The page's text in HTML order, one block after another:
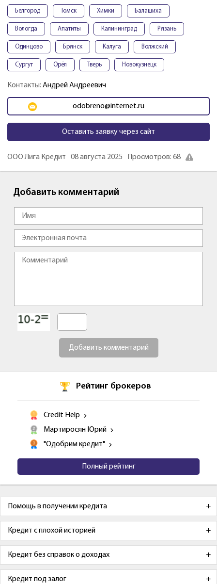
Белгород Томск Химки Балашиха
Вологда Апатиты Калининград Рязань
Одинцово Брянск Калуга Волжский
Сургут Орёл Тверь Новокузнецк
Контакты: Андрей Андреевич
odobreno@internet.ru
Оставить заявку через сайт
ООО Лига Кредит 08 августа 2025 Просмотров: 68
Добавить комментарий
Добавить комментарий
Рейтинг брокеров
Credit Help
Мартиросян Юрий
"Одобрим кредит"
Полный рейтинг
Помощь в получении кредита
Кредит с плохой историей
Кредит без справок о доходах
Кредит под залог